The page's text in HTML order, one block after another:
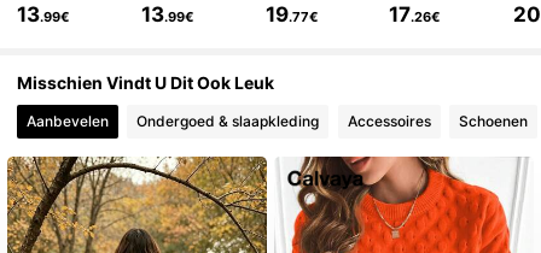
4.77 3M Volgers
4.77 3M Volgers
13.99€ 13.99€ 19.77€ 17.26€ 20
Misschien Vindt U Dit Ook Leuk
Aanbevelen Ondergoed & slaapkleding Accessoires Schoenen